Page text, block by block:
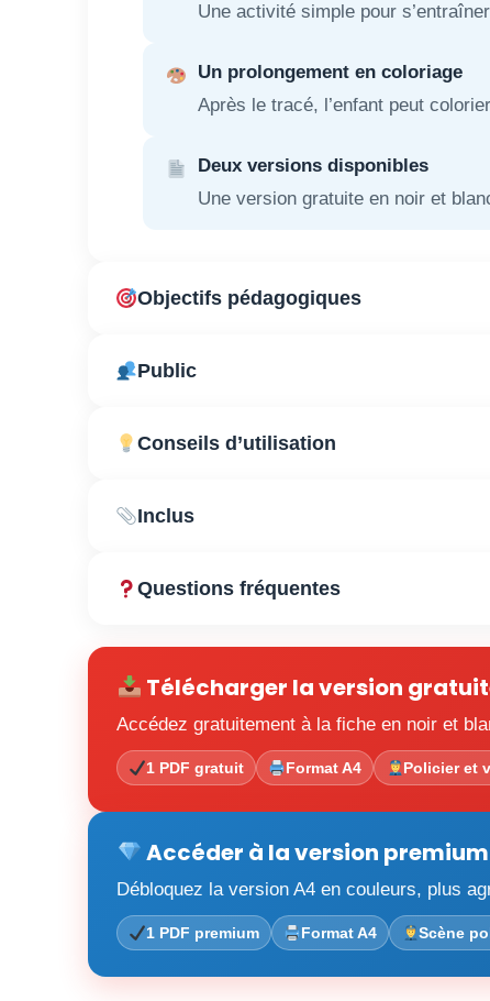
Une activité simple pour
Un prolongement en coloriage
Après le tracé, l’enfant peut
Deux versions disponibles
Une version gratuite en noir et
Objectifs pédagogiques
Public
Conseils d’utilisation
Inclus
Questions fréquentes
Télécharger la version
Accédez gratuitement à la fiche en noir et
1 PDF gratuit Format A4 Policier et
Accéder à la version premium
Débloquez la version A4 en couleurs, plus
1 PDF premium Format A4 Scène